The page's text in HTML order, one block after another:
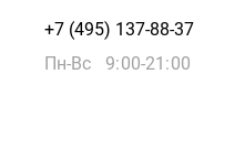
+7 (495) 137-88-37
Пн-Вс 9:00-21:00